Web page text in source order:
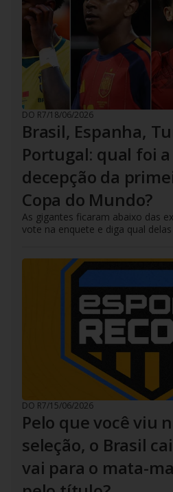
DO R7/18/06/2026
Brasil, Espanha,
Portugal: qual foi
decepção da
Copa do Mundo?
As gigantes ficaram abaixo das
vote na enquete e diga qual
DO R7/15/06/2026
Pelo que você viu
seleção, o Brasil
vai para o mata-